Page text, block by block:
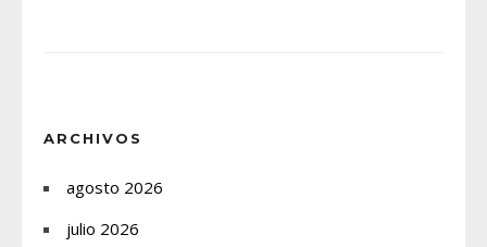
ARCHIVOS
agosto 2026
julio 2026